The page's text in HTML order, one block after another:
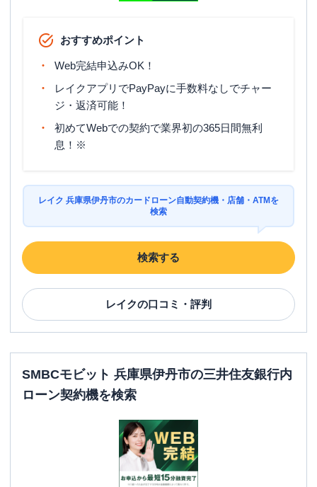
おすすめポイント
Web完結申込みOK！
レイクアプリでPayPayに手数料なしでチャー
ジ・返済可能！
初めてWebでの契約で業界初の365日間無利
息！※
レイク 兵庫県伊丹市のカードローン自動契約機・店舗・ATMを
検索
検索する
レイクの口コミ・評判
SMBCモビット 兵庫県伊丹市の三井住友銀行内
ローン契約機を検索